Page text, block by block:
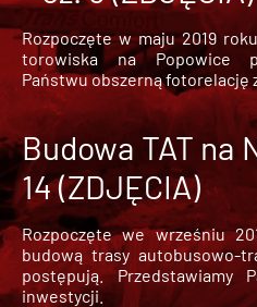
Rozpoczęte w maju 2019
torowiska na Popowice
Państwu obszerną fotorelację
Budowa TAT na
14 (ZDJĘCIA)
Rozpoczęte we wrześniu
budową trasy autobusowo-
postępują.
inwestycji.